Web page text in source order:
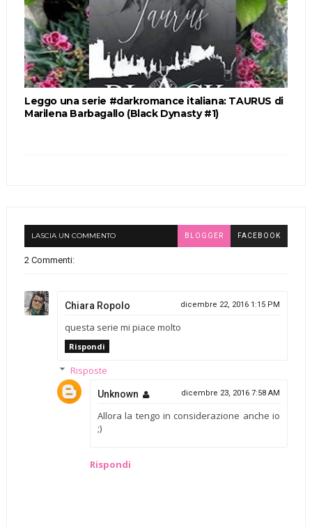
Leggo una serie #darkromance italiana: TAURUS di
Marilena Barbagallo (Black Dynasty #1)
LASCIA UN COMMENTO BLOGGER FACEBOOK
2 Commenti:
Chiara Ropolo dicembre 22, 2016 1:15 PM
questa serie mi piace molto
Rispondi
Risposte
Unknown dicembre 23, 2016 7:58 AM
Allora la tengo in considerazione anche io
;)
Rispondi